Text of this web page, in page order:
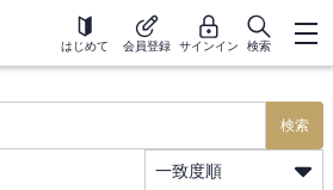
はじめて 会員登録 サインイン 検索
検索
一致度順